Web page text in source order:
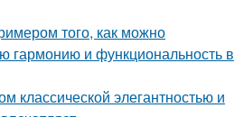
того, как можно
гармонию и функциональность в
классической элегантностью и